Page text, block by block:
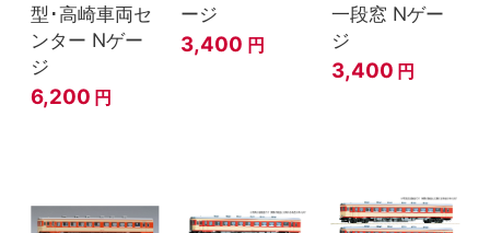
型･高崎車両セ
ンター Nゲー
ジ
6,200 円
ージ
3,400 円
一段窓 Nゲー
ジ
3,400 円